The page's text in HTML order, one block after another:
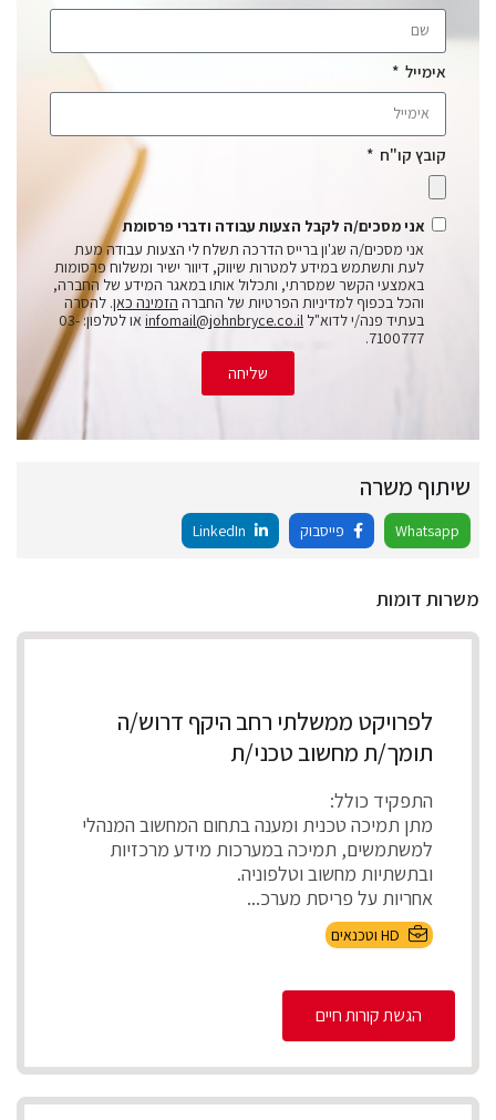
אימייל
קובץ קו"ח
אני מסכים/ה לקבל הצעות עבודה ודברי פרסומת
אני מסכים/ה שג'ון ברייס הדרכה תשלח לי הצעות עבודה מעת
לעת ותשתמש במידע למטרות שיווק, דיוור ישיר ומשלוח פרסומות
באמצעי הקשר שמסרתי, ותכלול אותו במאגר המידע של החברה,
והכל בכפוף למדיניות הפרטיות של החברה הזמינה כאן. להסרה
בעתיד פנה/י לדוא"ל infomail@johnbryce.co.il
או לטלפון: 03-
7100777.
שליחה
שיתוף משרה
Whatsapp פייסבוק
משרות דומות
לפרויקט ממשלתי רחב היקף דרוש/ה
תומך/ת מחשוב טכני/ת
התפקיד כולל:
מתן תמיכה טכנית ומענה בתחום המחשוב המנהלי
למשתמשים, תמיכה במערכות מידע מרכזיות
ובתשתיות מחשוב וטלפוניה.
אחריות על פריסת מערכ...
HD וטכנאים
הגשת קורות חיים